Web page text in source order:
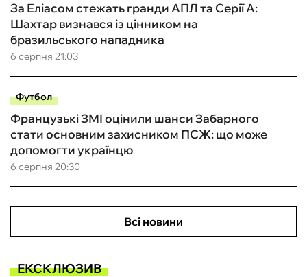
6 серпня 21:03
За Еліасом стежать гранди АПЛ та Серії А:
Шахтар визнався із цінником на
бразильського нападника
Футбол
6 серпня 20:30
Французькі ЗМІ оцінили шанси Забарного
стати основним захисником ПСЖ: що може
допомогти українцю
Всі новини
ЕКСКЛЮЗИВ